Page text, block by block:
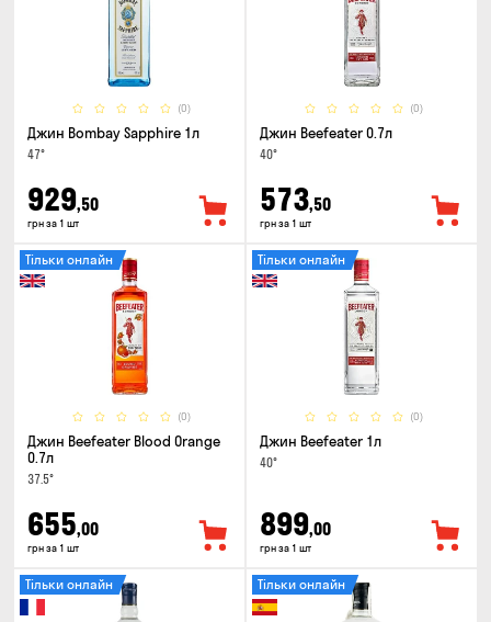
(0)
Джин Bombay Sapphire 1л
47°
929,50
грн за 1 шт
(0)
Джин Beefeater 0.7л
40°
573,50
грн за 1 шт
(0)
Тільки онлайн
Джин Beefeater Blood Orange
0.7л
37.5°
655,00
грн за 1 шт
(0)
Тільки онлайн
Джин Beefeater 1л
40°
899,00
грн за 1 шт
Тільки онлайн Тільки онлайн